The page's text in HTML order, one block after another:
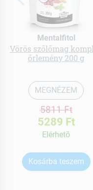
Mentalfitol
Vörös szőlőmag
őrlemény 200 g
MEGNÉZEM
5811 Ft
5289 Ft
Elérhetõ
Kosárba teszem